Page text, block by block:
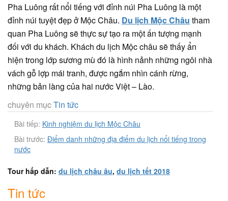
Pha Luông rất nổi tiếng với đỉnh núi Pha Luông là một
đỉnh núi tuyệt đẹp ở Mộc Châu. Du lịch Mộc Châu tham
quan Pha Luông sẽ thực sự tạo ra một ấn tượng mạnh
đối với du khách. Khách du lịch Mộc châu sẽ thấy ẩn
hiện trong lớp sương mù đó là hình nảnh những ngôi nhà
vách gỗ lợp mái tranh, được ngắm nhìn cánh rừng,
những bản làng của hai nước Việt – Lào.
chuyên mụcTin tức
Bài tiếp: Kinh nghiệm du lịch Mộc Châu
Bài trước: Điểm danh những địa điểm du lịch nổi tiếng trong
nước
Tour hấp dẫn: du lịch châu âu, du lịch tết 2018
Tin tức